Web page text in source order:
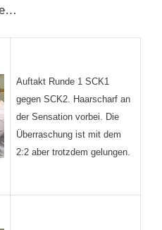
Auftakt Runde 1 SCK1
gegen SCK2. Haarscharf an
der Sensation vorbei. Die
Überraschung ist mit dem
2:2 aber trotzdem gelungen.